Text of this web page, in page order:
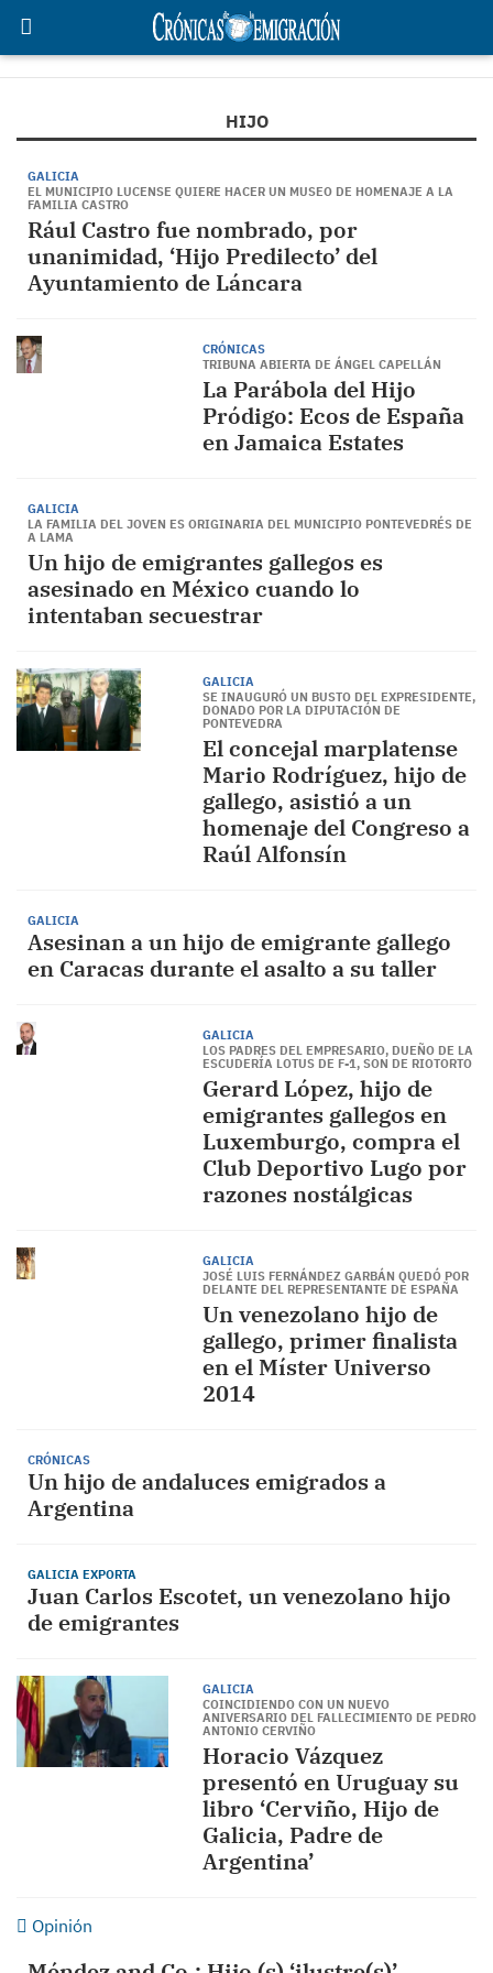
HIJO
GALICIA
EL MUNICIPIO LUCENSE QUIERE HACER UN MUSEO DE HOMENAJE A LA
FAMILIA CASTRO
Rául Castro fue nombrado, por
unanimidad, ‘Hijo Predilecto’ del
Ayuntamiento de Láncara
CRÓNICAS
TRIBUNA ABIERTA DE ÁNGEL CAPELLÁN
La Parábola del Hijo
Pródigo: Ecos de España
en Jamaica Estates
GALICIA
LA FAMILIA DEL JOVEN ES ORIGINARIA DEL MUNICIPIO PONTEVEDRÉS DE
A LAMA
Un hijo de emigrantes gallegos es
asesinado en México cuando lo
intentaban secuestrar
GALICIA
SE INAUGURÓ UN BUSTO DEL EXPRESIDENTE,
DONADO POR LA DIPUTACIÓN DE
PONTEVEDRA
El concejal marplatense
Mario Rodríguez, hijo de
gallego, asistió a un
homenaje del Congreso a
Raúl Alfonsín
GALICIA
Asesinan a un hijo de emigrante gallego
en Caracas durante el asalto a su taller
GALICIA
LOS PADRES DEL EMPRESARIO, DUEÑO DE LA
ESCUDERÍA LOTUS DE F-1, SON DE RIOTORTO
Gerard López, hijo de
emigrantes gallegos en
Luxemburgo, compra el
Club Deportivo Lugo por
razones nostálgicas
GALICIA
JOSÉ LUIS FERNÁNDEZ GARBÁN QUEDÓ POR
DELANTE DEL REPRESENTANTE DE ESPAÑA
Un venezolano hijo de
gallego, primer finalista
en el Míster Universo
2014
CRÓNICAS
Un hijo de andaluces emigrados a
Argentina
GALICIA EXPORTA
Juan Carlos Escotet, un venezolano hijo
de emigrantes
GALICIA
COINCIDIENDO CON UN NUEVO
ANIVERSARIO DEL FALLECIMIENTO DE PEDRO
ANTONIO CERVIÑO
Horacio Vázquez
presentó en Uruguay su
libro ‘Cerviño, Hijo de
Galicia, Padre de
Argentina’
Opinión